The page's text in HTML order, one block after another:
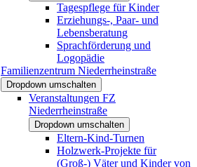
Tagespflege für Kinder
Erziehungs-, Paar- und
Lebensberatung
Sprachförderung und
Logopädie
Familienzentrum Niederrheinstraße
Dropdown umschalten
Veranstaltungen FZ
Niederrheinstraße
Dropdown umschalten
Eltern-Kind-Turnen
Holzwerk-Projekte für
(Groß-) Väter und Kinder von